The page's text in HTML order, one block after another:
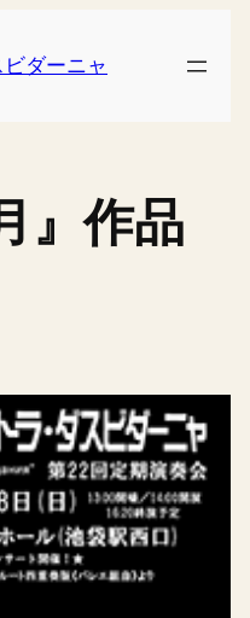
ダーニャ
』作品